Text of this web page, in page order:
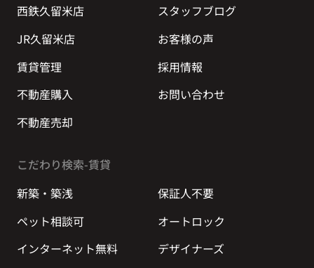
西鉄久留米店
スタッフブログ
JR久留米店
お客様の声
賃貸管理
採用情報
不動産購入
お問い合わせ
不動産売却
こだわり検索-賃貸
新築・築浅
保証人不要
ペット相談可
オートロック
インターネット無料
デザイナーズ